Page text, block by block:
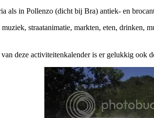
als in Pollenzo (dicht bij Bra) antiek- en
straatanimatie, markten, eten, drinken,
deze activiteitenkalender is er gelukkig ook